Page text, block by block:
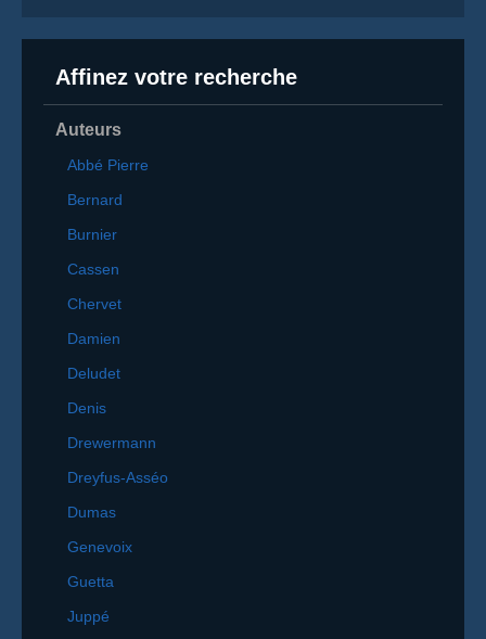
Affinez votre recherche
Auteurs
Abbé Pierre
Bernard
Burnier
Cassen
Chervet
Damien
Deludet
Denis
Drewermann
Dreyfus-Asséo
Dumas
Genevoix
Guetta
Juppé